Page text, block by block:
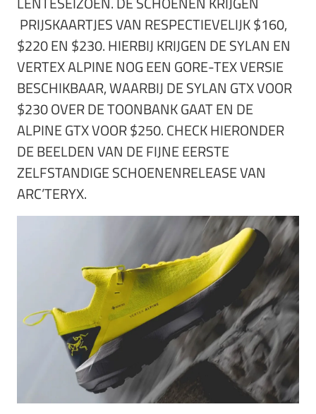
PRIJSKAARTJES VAN RESPECTIEVELIJK $160,
$220 EN $230. HIERBIJ KRIJGEN DE SYLAN EN
VERTEX ALPINE NOG EEN GORE-TEX VERSIE
BESCHIKBAAR, WAARBIJ DE SYLAN GTX VOOR
$230 OVER DE TOONBANK GAAT EN DE
ALPINE GTX VOOR $250. CHECK HIERONDER
DE BEELDEN VAN DE FIJNE EERSTE
ZELFSTANDIGE SCHOENENRELEASE VAN
ARC’TERYX.